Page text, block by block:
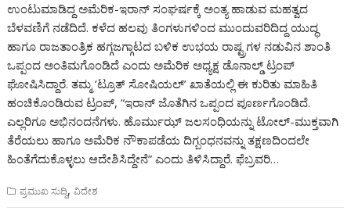
ಉಂಟುಮಾಡಿದ್ದ ಅಮೆರಿಕ-ಇರಾನ್ ಸಂಘರ್ಷಕ್ಕೆ ಅಂತ್ಯ ಹಾಡುವ ಮಹತ್ವದ
ಬೆಳವಣಿಗೆ ನಡೆದಿದೆ. ಕಳೆದ ಹಲವು ತಿಂಗಳುಗಳಿಂದ ಮುಂದುವರಿದಿದ್ದ ಯುದ್ಧ
ಹಾಗೂ ರಾಜತಾಂತ್ರಿಕ ಹಗ್ಗಜಗ್ಗಾಟದ ಬಳಿಕ ಉಭಯ ರಾಷ್ಟ್ರಗಳ ನಡುವಿನ ಶಾಂತಿ
ಒಪ್ಪಂದ ಅಂತಿಮಗೊಂಡಿದೆ ಎಂದು ಅಮೆರಿಕ ಅಧ್ಯಕ್ಷ ಡೊನಾಲ್ಡ್ ಟ್ರಂಪ್
ಘೋಷಿಸಿದ್ದಾರೆ. ತಮ್ಮ ‘ಟ್ರೂತ್ ಸೋಷಿಯಲ್’ ಖಾತೆಯಲ್ಲಿ ಈ ಕುರಿತು ಮಾಹಿತಿ
ಹಂಚಿಕೊಂಡಿರುವ ಟ್ರಂಪ್, “ಇರಾನ್ ಜೊತೆಗಿನ ಒಪ್ಪಂದ ಪೂರ್ಣಗೊಂಡಿದೆ.
ಎಲ್ಲರಿಗೂ ಅಭಿನಂದನೆಗಳು. ಹೊರ್ಮುಝ್ ಜಲಸಂಧಿಯನ್ನು ಟೋಲ್-ಮುಕ್ತವಾಗಿ
ತೆರೆಯಲು ಹಾಗೂ ಅಮೆರಿಕ ನೌಕಾಪಡೆಯ ದಿಗ್ಬಂಧನವನ್ನು ತಕ್ಷಣದಿಂದಲೇ
ಹಿಂತೆಗೆದುಕೊಳ್ಳಲು ಆದೇಶಿಸಿದ್ದೇನೆ” ಎಂದು ತಿಳಿಸಿದ್ದಾರೆ. ಫೆಬ್ರವರಿ…
ಪ್ರಮುಖ ಸುದ್ದಿ,ವಿದೇಶ